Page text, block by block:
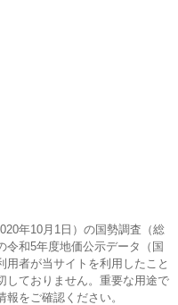
年10月1日）の国勢調査（総
令和5年度地価公示データ（国
用者が当サイトを利用したこと
しておりません。重要な用途で
をご確認ください。